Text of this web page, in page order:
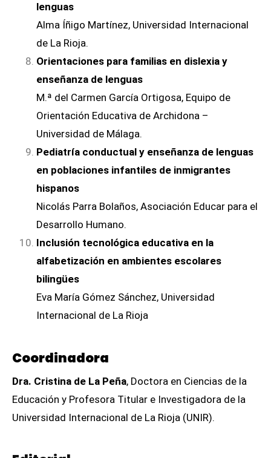
lenguas
Alma Íñigo Martínez, Universidad Internacional
de La Rioja.
Orientaciones para familias en dislexia y
enseñanza de lenguas
M.ª del Carmen García Ortigosa, Equipo de
Orientación Educativa de Archidona –
Universidad de Málaga.
Pediatría conductual y enseñanza de lenguas
en poblaciones infantiles de inmigrantes
hispanos
Nicolás Parra Bolaños, Asociación Educar para el
Desarrollo Humano.
Inclusión tecnológica educativa en la
alfabetización en ambientes escolares
bilingües
Eva María Gómez Sánchez, Universidad
Internacional de La Rioja
Coordinadora
Dra. Cristina de La Peña, Doctora en Ciencias de la
Educación y Profesora Titular e Investigadora de la
Universidad Internacional de La Rioja (UNIR).